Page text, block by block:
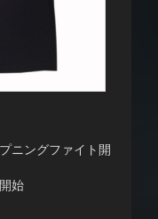
ァイト開